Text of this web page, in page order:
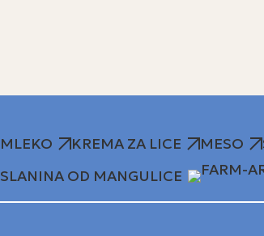
MLEKO KREMA ZA LICE MESO
SLANINA OD MANGULICE